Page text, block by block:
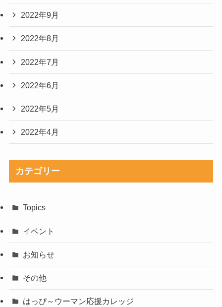
2022年9月
2022年8月
2022年7月
2022年6月
2022年5月
2022年4月
カテゴリー
Topics
イベント
お知らせ
その他
はっぴ～ウーマン応援カレッジ